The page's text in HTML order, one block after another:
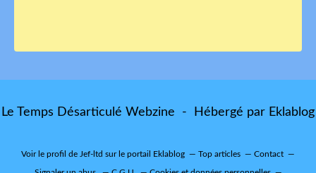
Le Temps Désarticulé Webzine - Hébergé par Eklablog
Voir le profil de Jef-ltd sur le portail Eklablog Top articles Contact